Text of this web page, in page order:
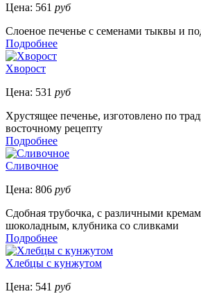
Цена: 561 руб
Слоеное печенье с семенами тыквы и
Подробнее
Хворост
Цена: 531 руб
Хрустящее печенье, изготовлено по
восточному рецепту
Подробнее
Сливочное
Цена: 806 руб
Сдобная трубочка, с различными
шоколадным, клубника со сливками
Подробнее
Хлебцы с кунжутом
Цена: 541 руб